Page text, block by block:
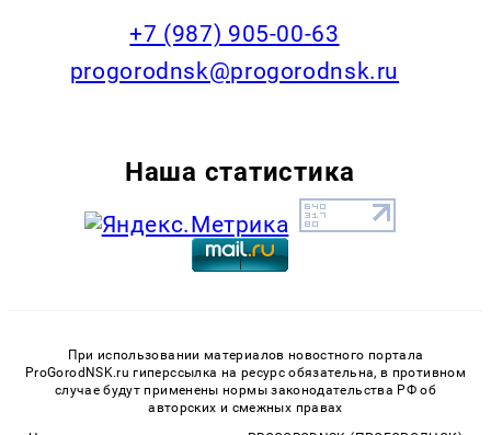
+7 (987) 905-00-63
progorodnsk@progorodnsk.ru
Наша статистика
При использовании материалов новостного портала
ProGorodNSK.ru гиперссылка на ресурс обязательна, в противном
случае будут применены нормы законодательства РФ об
авторских и смежных правах